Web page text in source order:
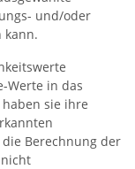
und/oder
kann.
Werte in das
sie ihre
Berechnung der